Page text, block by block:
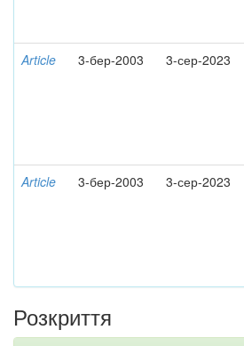
Article
3-бер-2003 3-сер-2023
Article 3-бер-2003 3-сер-2023
Розкриття